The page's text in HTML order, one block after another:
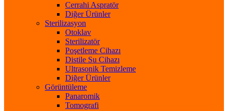
Cerrahi Aspratör
Diğer Ürünler
Sterilizasyon
Otoklav
Sterilizatör
Poşetleme Cihazı
Distile Su Cihazı
Ultrasonik Temizleme
Diğer Ürünler
Görüntüleme
Panaromik
Tomografi